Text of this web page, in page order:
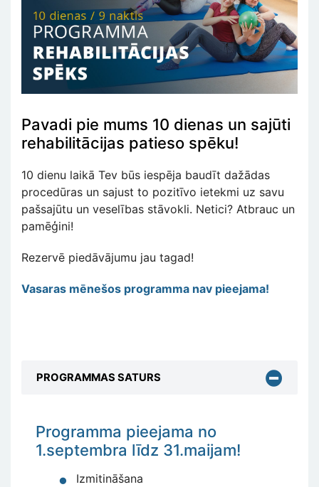
Pavadi pie mums 10 dienas un sajūti
rehabilitācijas patieso spēku!
10 dienu laikā Tev būs iespēja baudīt dažādas
procedūras un sajust to pozitīvo ietekmi uz savu
pašsajūtu un veselības stāvokli. Netici? Atbrauc un
pamēģini!
Rezervē piedāvājumu jau tagad!
Vasaras mēnešos programma nav pieejama!
PROGRAMMAS SATURS
Programma pieejama no
1.septembra līdz 31.maijam!
Izmitināšana